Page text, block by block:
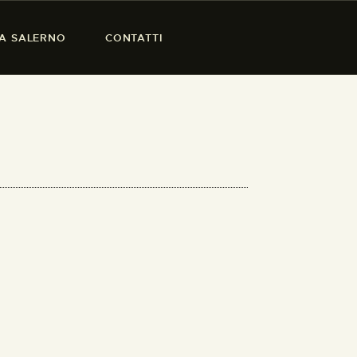
SALERNO CONTATTI